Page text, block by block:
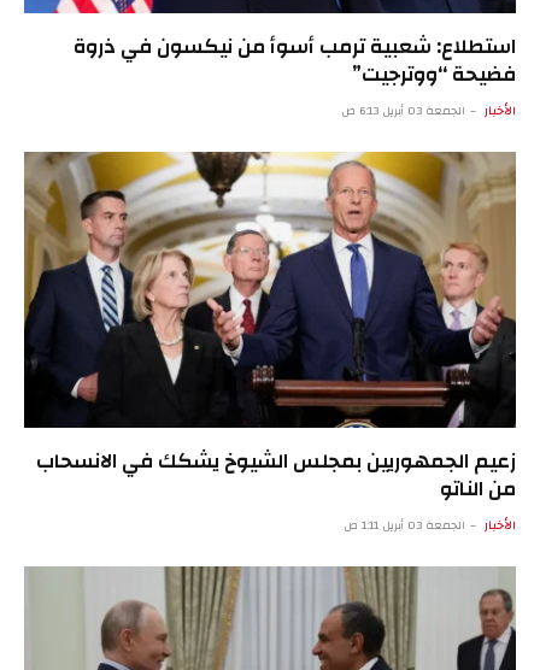
استطلاع: شعبية ترمب أسوأ من نيكسون في ذروة
فضيحة “ووترجيت”
الأخبار الجمعة 03 أبريل 6:13 ص
زعيم الجمهوريين بمجلس الشيوخ يشكك في الانسحاب
من الناتو
الأخبار الجمعة 03 أبريل 1:11 ص